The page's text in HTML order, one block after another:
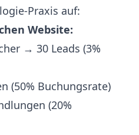
Praxis auf:
Website:
→ 30 Leads (3%
(50% Buchungsrate)
(20%